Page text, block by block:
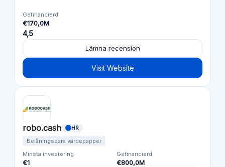
Gefinancierd
€170,0M
4,5
Lämna recension
Visit Website
robo.cash HR
Belåningsbara värdepapper
Minsta investering
€1
Gefinancierd
€800,0M